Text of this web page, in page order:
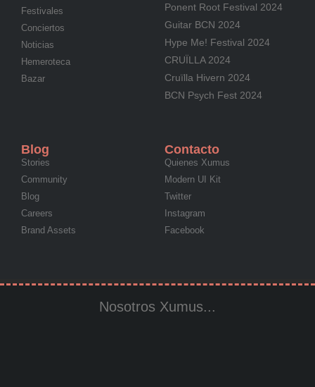
Festivales
Conciertos
Noticias
Hemeroteca
Bazar
Ponent Root Festival 2024
Guitar BCN 2024
Hype Me! Festival 2024
CRUÏLLA 2024
Cruïlla Hivern 2024
BCN Psych Fest 2024
Blog
Stories
Community
Blog
Careers
Brand Assets
Contacto
Quienes Xumus
Modern UI Kit
Twitter
Instagram
Facebook
Nosotros Xumus...